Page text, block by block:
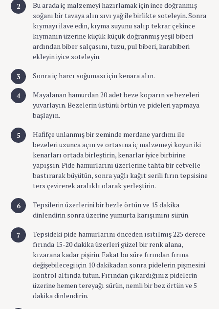
Bu arada iç malzemeyi hazırlamak için ince doğranmış
soğanı bir tavaya alın sıvı yağ ile birlikte soteleyin. Sonra
kıymayı ilave edin, kıyma suyunu salıp tekrar çekince
kıymanın üzerine küçük küçük doğranmış yeşil biberi
ardından biber salçasını, tuzu, pul biberi, karabiberi
ekleyin iyice soteleyin.
Sonra iç harcı soğuması için kenara alın.
Mayalanan hamurdan 20 adet beze koparın ve bezeleri
yuvarlayın. Bezelerin üstünü örtün ve pideleri yapmaya
başlayın.
Hafifçe unlanmış bir zeminde merdane yardımı ile
bezeleri uzunca açın ve ortasına iç malzemeyi koyun iki
kenarları ortada birleştirin, kenarlar iyice birbirine
yapışsın. Pide hamurlarını üzerlerine tahta bir cetvelle
bastırarak büyütün, sonra yağlı kağıt serili fırın tepsisine
ters çevirerek aralıklı olarak yerleştirin.
Tepsilerin üzerlerini bir bezle örtün ve 15 dakika
dinlendirin sonra üzerine yumurta karışımını sürün.
Tepsideki pide hamurlarını önceden ısıtılmış 225 derece
fırında 15-20 dakika üzerleri güzel bir renk alana,
kızarana kadar pişirin. Fakat bu süre fırından fırına
değişebilecegi için 10 dakikadan sonra pidelerin pişmesini
kontrol altında tutun. Fırından çıkardığınız pidelerin
üzerine hemen tereyağı sürün, nemli bir bez örtün ve 5
dakika dinlendirin.